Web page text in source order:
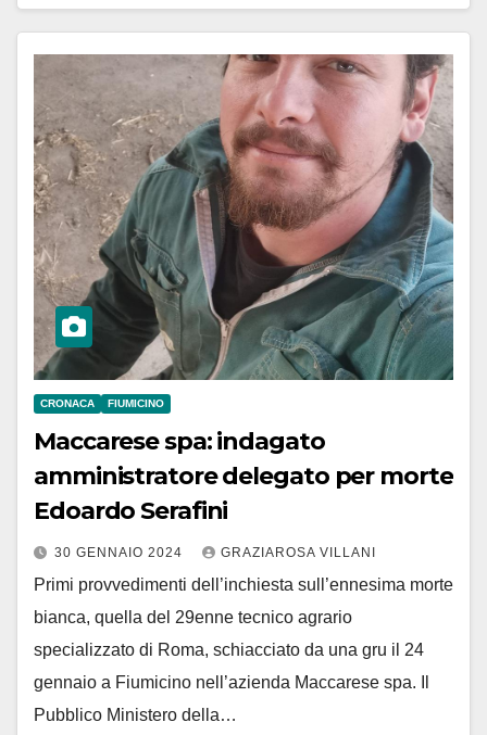
CRONACA FIUMICINO
Maccarese spa: indagato
amministratore delegato per morte
Edoardo Serafini
30 GENNAIO 2024 GRAZIAROSA VILLANI
Primi provvedimenti dell’inchiesta sull’ennesima morte
bianca, quella del 29enne tecnico agrario
specializzato di Roma, schiacciato da una gru il 24
gennaio a Fiumicino nell’azienda Maccarese spa. Il
Pubblico Ministero della…